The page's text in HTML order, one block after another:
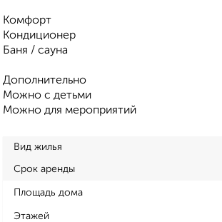
Комфорт
Кондиционер
Баня / сауна
Дополнительно
Можно с детьми
Можно для мероприятий
Вид жилья
Срок аренды
Площадь дома
Этажей